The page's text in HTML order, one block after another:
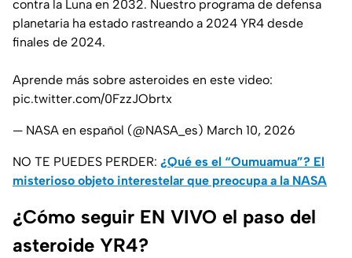
contra la Luna en 2032. Nuestro programa de defensa
planetaria ha estado rastreando a 2024 YR4 desde
finales de 2024.
Aprende más sobre asteroides en este video:
pic.twitter.com/0FzzJObrtx
— NASA en español (@NASA_es) March 10, 2026
NO TE PUEDES PERDER: ¿Qué es el “Oumuamua”? El
misterioso objeto interestelar que preocupa a la NASA
¿Cómo seguir EN VIVO el paso del
asteroide YR4?